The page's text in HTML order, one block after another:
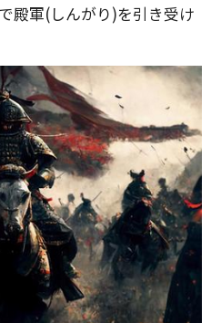
殿軍(しんがり)を引き受け